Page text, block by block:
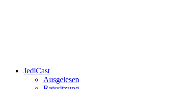
JediCast
Ausgelesen